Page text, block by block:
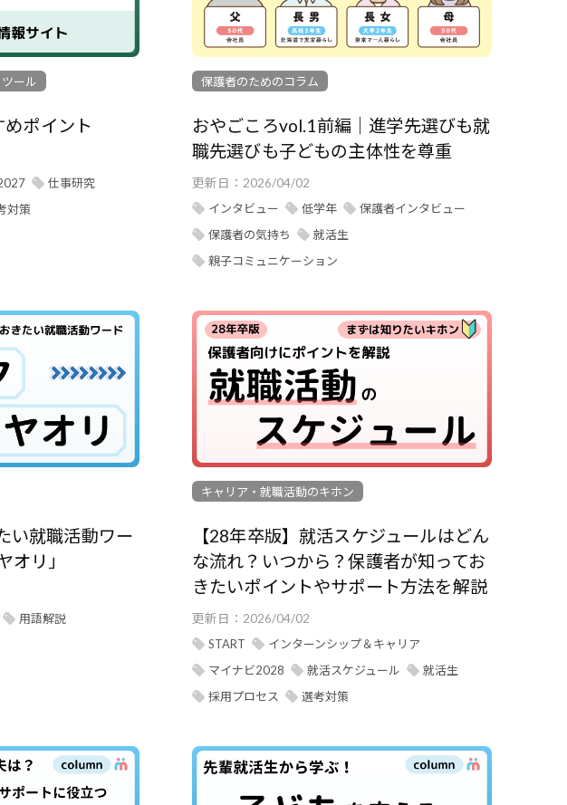
ール
ポイント
仕事研究
対策
保護者のためのコラム
おやごころvol.1前編｜進学先選びも就
職先選びも子どもの主体性を尊重
更新日： 2026/04/02
インタビュー
低学年
保護者インタビュー
保護者の気持ち
就活生
親子コミュニケーション
い就職活動ワー
オリ」
用語解説
キャリア・就職活動のキホン
【28年卒版】就活スケジュールはどん
な流れ？いつから？保護者が知ってお
きたいポイントやサポート方法を解説
更新日： 2026/04/02
START
インターンシップ＆キャリア
マイナビ2028
就活スケジュール
就活生
採用プロセス
選考対策